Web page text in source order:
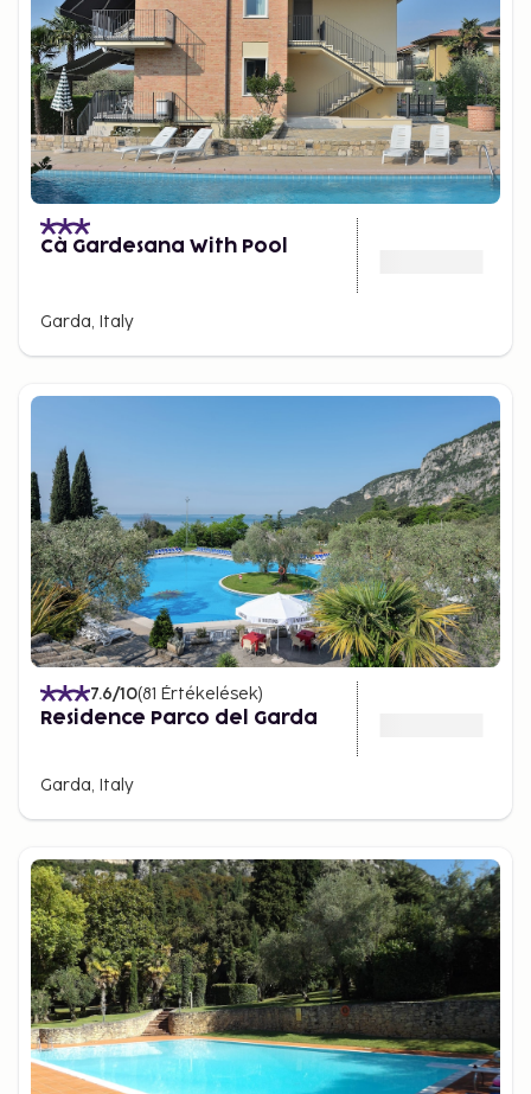
Cà Gardesana With Pool
Garda, Italy
7.6/10(81 Értékelések)
Residence Parco del Garda
Garda, Italy